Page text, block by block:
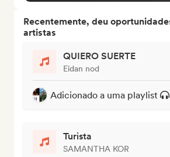
Recentemente, deu
artistas
QUIERO SUERTE
Eidan nod
Adicionado a uma playlist
Turista
SAMANTHA KOR